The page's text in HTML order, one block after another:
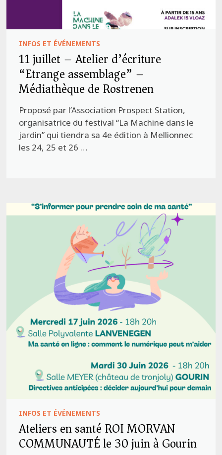
INFOS ET ÉVÉNEMENTS
11 juillet – Atelier d’écriture
“Etrange assemblage” –
Médiathèque de Rostrenen
Proposé par l’Association Prospect Station,
organisatrice du festival “La Machine dans le
jardin” qui tiendra sa 4e édition à Mellionnec
les 24, 25 et 26 …
INFOS ET ÉVÉNEMENTS
Ateliers en santé ROI MORVAN
COMMUNAUTÉ le 30 juin à Gourin